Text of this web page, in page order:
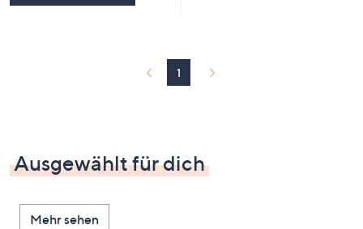
1
Ausgewählt für dich
Mehr sehen